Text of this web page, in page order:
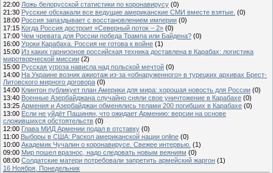
22:00 Ложь белорусской статистики по коронавирусу (0)
21:30 Русские обскакали все ведущие американские СМИ вместе взятые. (0)
18:00 Россия запаздывает с восстановлением империи (0)
17:15 Когда Россия достроит «Северный поток – 2» (0)
17:00 Чем чревата для России победа Трампа или Байдена? (0)
16:00 Уроки Карабаха. Россия не готова к войне (1)
15:00 Из каких гарнизонов российская техника доставлена в Карабах: логистика
миротворческой миссии (2)
15:00 Русская угроза нависла над польской мечтой (0)
14:00 На Украине возник ажиотаж из-за «обнаруженного» в турецких архивах Брест-
Литовского мирного договора (0)
14:00 Клинтон публикует план Америки для мира: хорошая новость для России (0)
13:40 Военные Азербайджана случайно сняли свое уничтожение в Карабахе (0)
13:25 Армения и Азербайджан обменялись телами 200 погибших в Карабахе (0)
13:00 Если не уйдёт Пашинян, что ожидает Армению: версии на основе
сложившихся обстоятельств (0)
12:00 Глава МИД Армении подал в отставку (0)
11:00 Выборы в США: Раскол американской нации online (0)
10:00 Академик Чучалин о коронавирусе. Свежее интервью. (1)
09:00 Мир пошел вразнос, надо следовать новым веяниям (0)
08:00 Солдатские матери потребовали запретить армейский жаргон (1)
16 Ноября, Понедельник